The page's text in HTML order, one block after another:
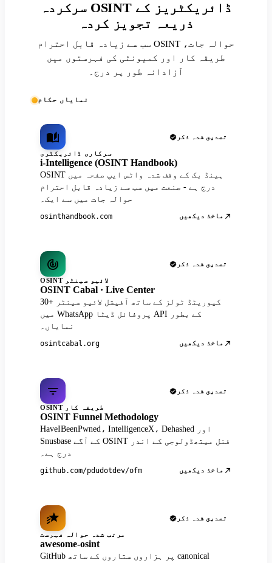
سرکردہ OSINT ڈائریکٹریز کے
ذریعہ تجویز کردہ
سب سے زیادہ قابل احترام OSINT حوالہ جات،
طریقہ کار اور کمیونٹی کی فہرستوں میں
آزادانہ طور پر درج۔
نمایاں حکام
تصدیق شدہ ذکر
سرکاری ڈائریکٹری
i-Intelligence (OSINT Handbook)
OSINT ہینڈ بک کے وقف شدہ واٹس ایپ صفحہ میں
درج ہے - صنعت میں سب سے زیادہ قابل احترام
حوالہ جات میں سے ایک۔
osinthandbook.com ماخذ دیکھیں
تصدیق شدہ ذکر
OSINT لائیو سینٹر
OSINT Cabal · Live Center
30+ کیوریٹڈ ٹولز کے ساتھ آفیشل لائیو سینٹر
میں WhatsApp پروفائل ڈیٹا API کے بطور
نمایاں۔
osintcabal.org ماخذ دیکھیں
تصدیق شدہ ذکر
OSINT طریقہ کار
OSINT Funnel Methodology
HaveIBeenPwned، IntelligenceX، Dehashed اور
Snusbase کے آگے OSINT فنل میتھڈولوجی کے اندر
درج ہے۔
github.com/pdudotdev/ofm ماخذ دیکھیں
تصدیق شدہ ذکر
مرتب شدہ حوالہ فہرست
awesome-osint
GitHub پر ہزاروں ستاروں کے ساتھ canonical